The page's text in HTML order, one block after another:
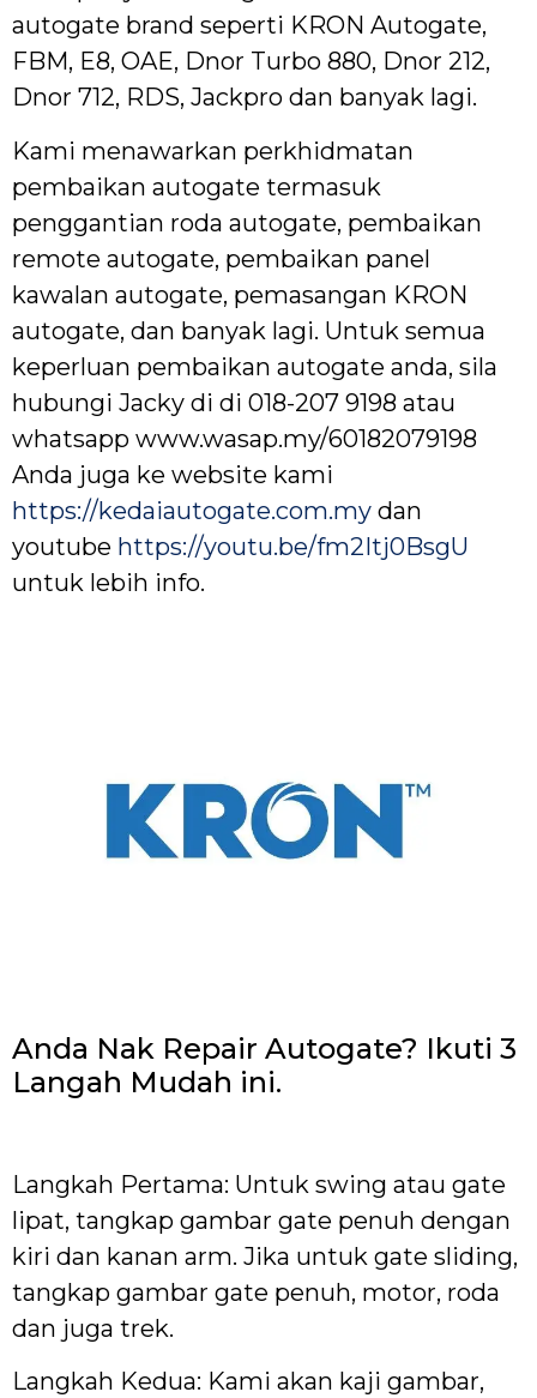
autogate brand seperti KRON Autogate,
FBM, E8, OAE, Dnor Turbo 880, Dnor 212,
Dnor 712, RDS, Jackpro dan banyak lagi.
Kami menawarkan perkhidmatan
pembaikan autogate termasuk
penggantian roda autogate, pembaikan
remote autogate, pembaikan panel
kawalan autogate, pemasangan KRON
autogate, dan banyak lagi. Untuk semua
keperluan pembaikan autogate anda, sila
hubungi Jacky di di 018-207 9198 atau
whatsapp www.wasap.my/60182079198
Anda juga ke website kami
https://kedaiautogate.com.my dan
youtube https://youtu.be/fm2Itj0BsgU
untuk lebih info.
Anda Nak Repair Autogate? Ikuti 3
Langah Mudah ini.
Langkah Pertama: Untuk swing atau gate
lipat, tangkap gambar gate penuh dengan
kiri dan kanan arm. Jika untuk gate sliding,
tangkap gambar gate penuh, motor, roda
dan juga trek.
Langkah Kedua: Kami akan kaji gambar,